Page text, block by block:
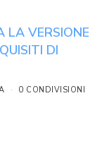
LA VERSIONE
DI
0 CONDIVISIONI